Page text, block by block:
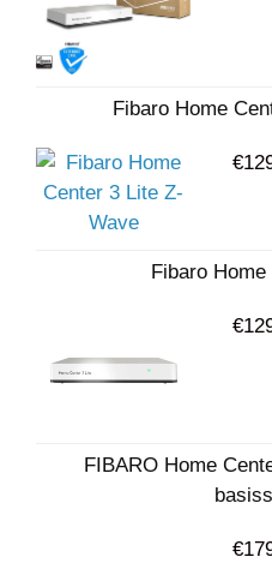
Fibaro Home
Fibaro
FIBARO Home